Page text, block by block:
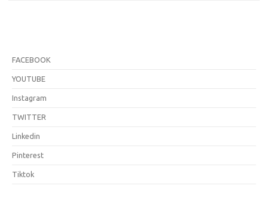
FACEBOOK
YOUTUBE
Instagram
TWITTER
Linkedin
Pinterest
Tiktok